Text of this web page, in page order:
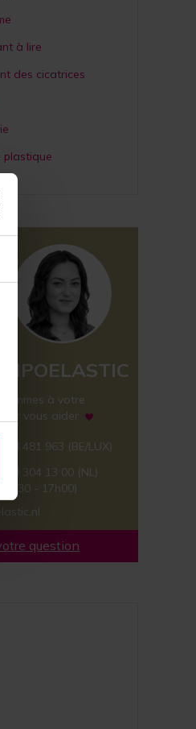
à lire
des cicatrices
plastique
sommes à votre
vous aider
481 963 (BE/LUX)
304 13 00 (NL)
8h30 - 17h00)
question